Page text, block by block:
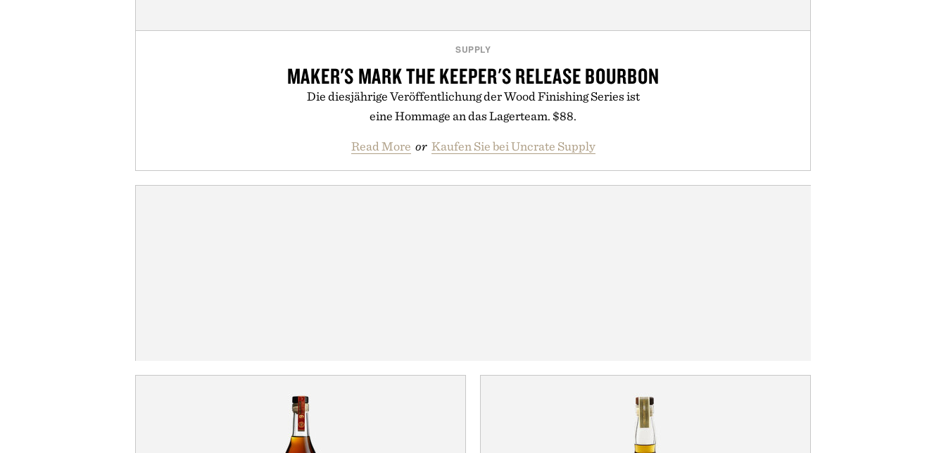
SUPPLY
MAKER'S MARK THE KEEPER'S RELEASE BOURBON
Die diesjährige Veröffentlichung der Wood Finishing Series ist
eine Hommage an das Lagerteam. $88.
Read More or Kaufen Sie bei Uncrate Supply